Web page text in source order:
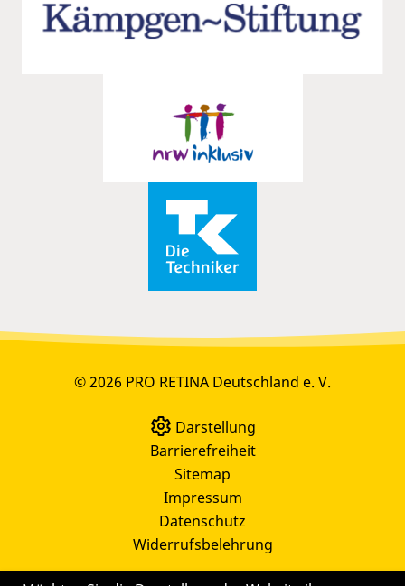
© 2026 PRO RETINA Deutschland e. V.
Darstellung
Barrierefreiheit
Sitemap
Impressum
Datenschutz
Widerrufsbelehrung